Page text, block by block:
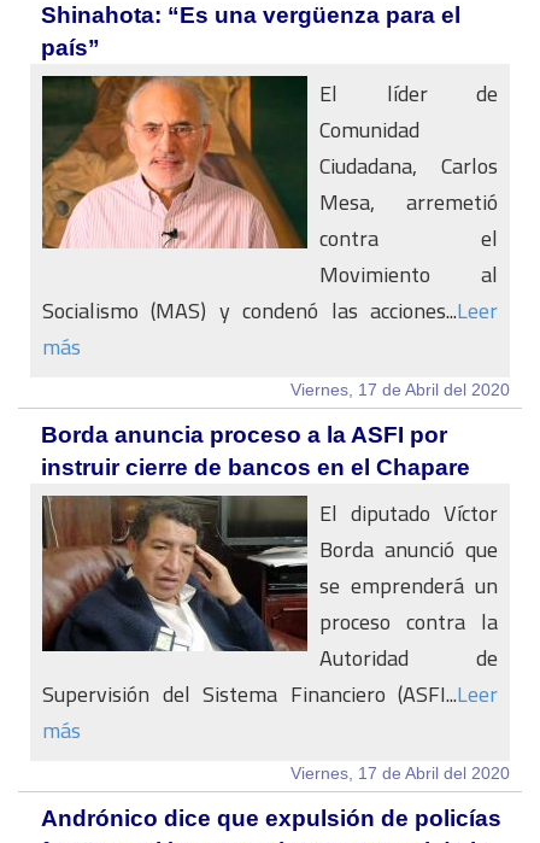
Shinahota: “Es una vergüenza para el
país”
El líder de
Comunidad
Ciudadana, Carlos
Mesa, arremetió
contra el
Movimiento al
Socialismo (MAS) y condenó las acciones...Leer
más
Viernes, 17 de Abril del 2020
Borda anuncia proceso a la ASFI por
instruir cierre de bancos en el Chapare
El diputado Víctor
Borda anunció que
se emprenderá un
proceso contra la
Autoridad de
Supervisión del Sistema Financiero (ASFI...Leer
más
Viernes, 17 de Abril del 2020
Andrónico dice que expulsión de policías